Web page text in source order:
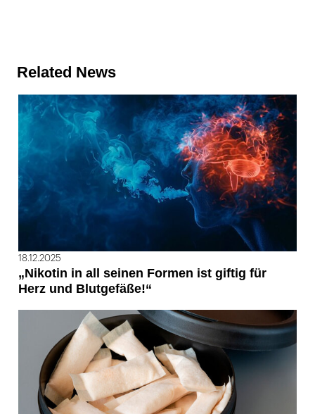
Related News
18.12.2025
„Nikotin in all seinen Formen ist giftig für
Herz und Blutgefäße!“